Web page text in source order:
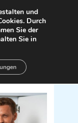
und
Durch
Sie der
Sie in